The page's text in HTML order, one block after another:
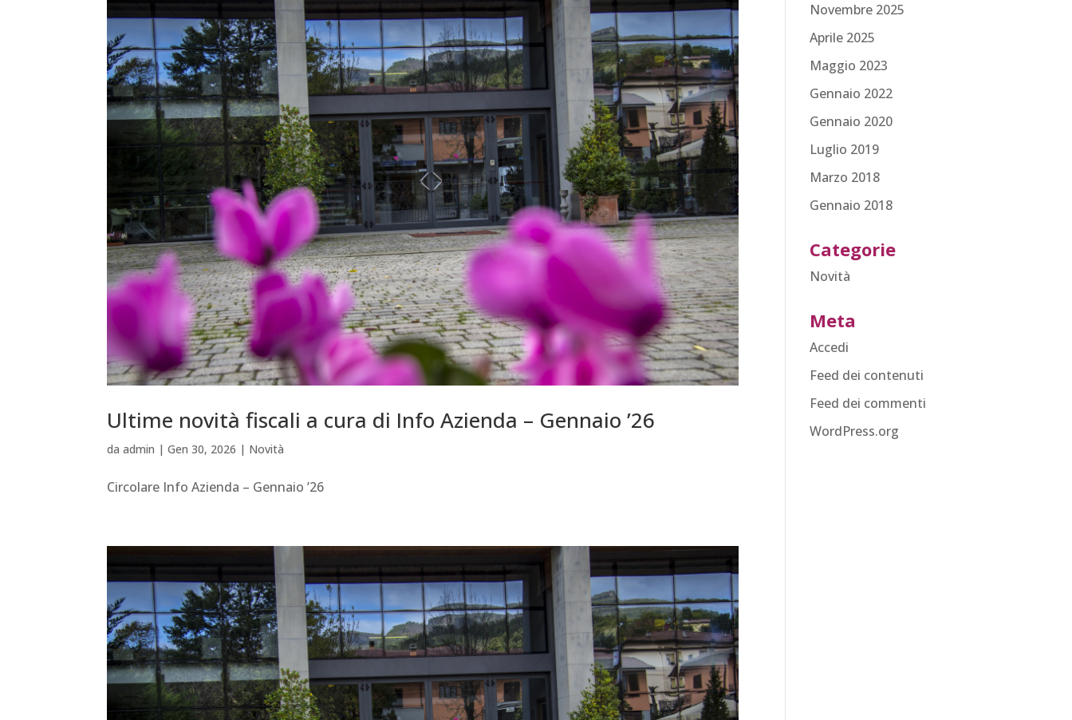
Ultime novità fiscali a cura di Info Azienda – Gennaio ’26
daadmin |Gen 30, 2026 | Novità
Circolare Info Azienda – Gennaio ’26
Novembre 2025
Aprile 2025
Maggio 2023
Gennaio 2022
Gennaio 2020
Luglio 2019
Marzo 2018
Gennaio 2018
Categorie
Novità
Meta
Accedi
Feed dei contenuti
Feed dei commenti
WordPress.org